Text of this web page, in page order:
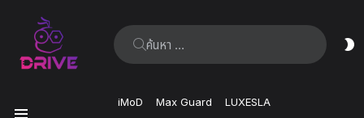
ค้นหา:
iMoD Max Guard LUXESLA